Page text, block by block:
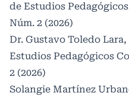
de Estudios
Núm. 2 (2026)
Dr. Gustavo Toledo Lara,
Estudios Pedagógicos
2 (2026)
Solangie Martínez